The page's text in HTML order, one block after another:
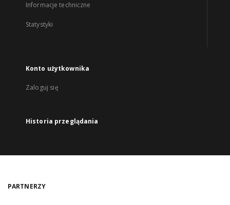
Informacje techniczne
Statystyki
Konto użytkownika
Zaloguj się
Historia przeglądania
PARTNERZY